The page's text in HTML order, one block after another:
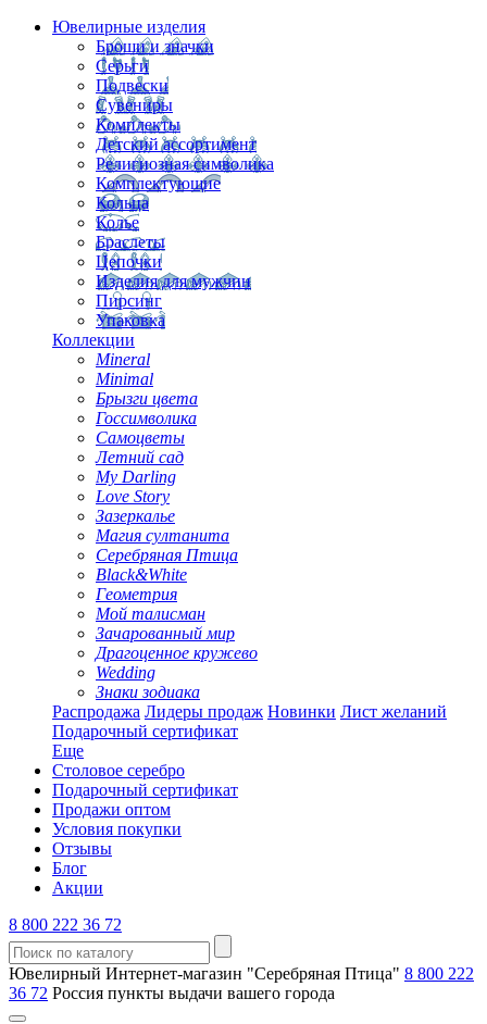
Ювелирные изделия
Броши и значки
Серьги
Подвески
Сувениры
Комплекты
Детский ассортимент
Религиозная символика
Комплектующие
Кольца
Колье
Браслеты
Цепочки
Изделия для мужчин
Пирсинг
Упаковка
Коллекции
Mineral
Minimal
Брызги цвета
Госсимволика
Самоцветы
Летний сад
My Darling
Love Story
Зазеркалье
Магия султанита
Серебряная Птица
Black&White
Геометрия
Мой талисман
Зачарованный мир
Драгоценное кружево
Wedding
Знаки зодиака
Распродажа Лидеры продаж Новинки Лист желаний
Подарочный сертификат
Еще
Столовое серебро
Подарочный сертификат
Продажи оптом
Условия покупки
Отзывы
Блог
Акции
8 800 222 36 72
Ювелирный Интернет-магазин "Серебряная Птица" 8 800 222
36 72 Россия пункты выдачи вашего города